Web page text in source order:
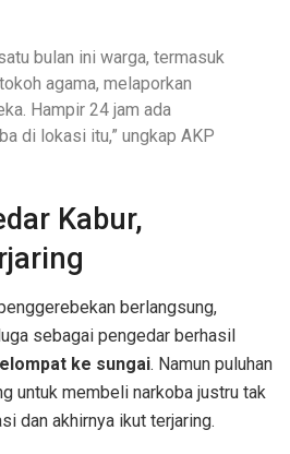
bulan ini warga, termasuk
agama, melaporkan
Hampir 24 jam ada
di lokasi itu,” ungkap AKP
Kabur,
berlangsung,
sebagai pengedar berhasil
ke sungai. Namun puluhan
untuk membeli narkoba justru tak
dan akhirnya ikut terjaring.